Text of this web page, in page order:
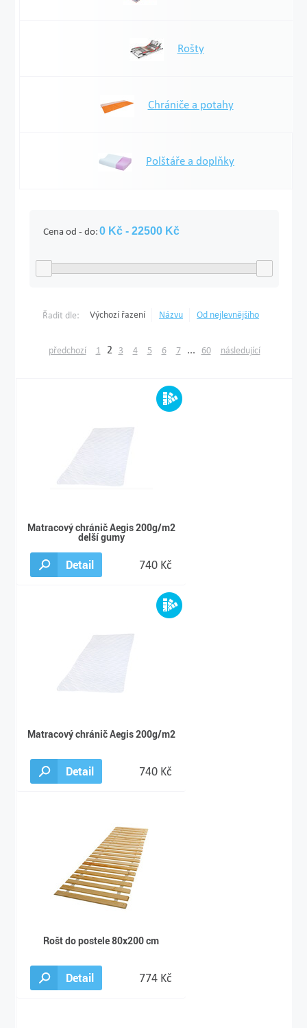
Rošty
Chrániče a potahy
Polštáře a doplňky
Cena od - do:
Řadit dle: Výchozí řazení Názvu Od nejlevnějšího
předchozí 1 2 3 4 5 6 7 ... 60 následující
Matracový chránič Aegis 200g/m2
delší gumy
Detail 740 Kč
Matracový chránič Aegis 200g/m2
Detail 740 Kč
Rošt do postele 80x200 cm
Detail 774 Kč